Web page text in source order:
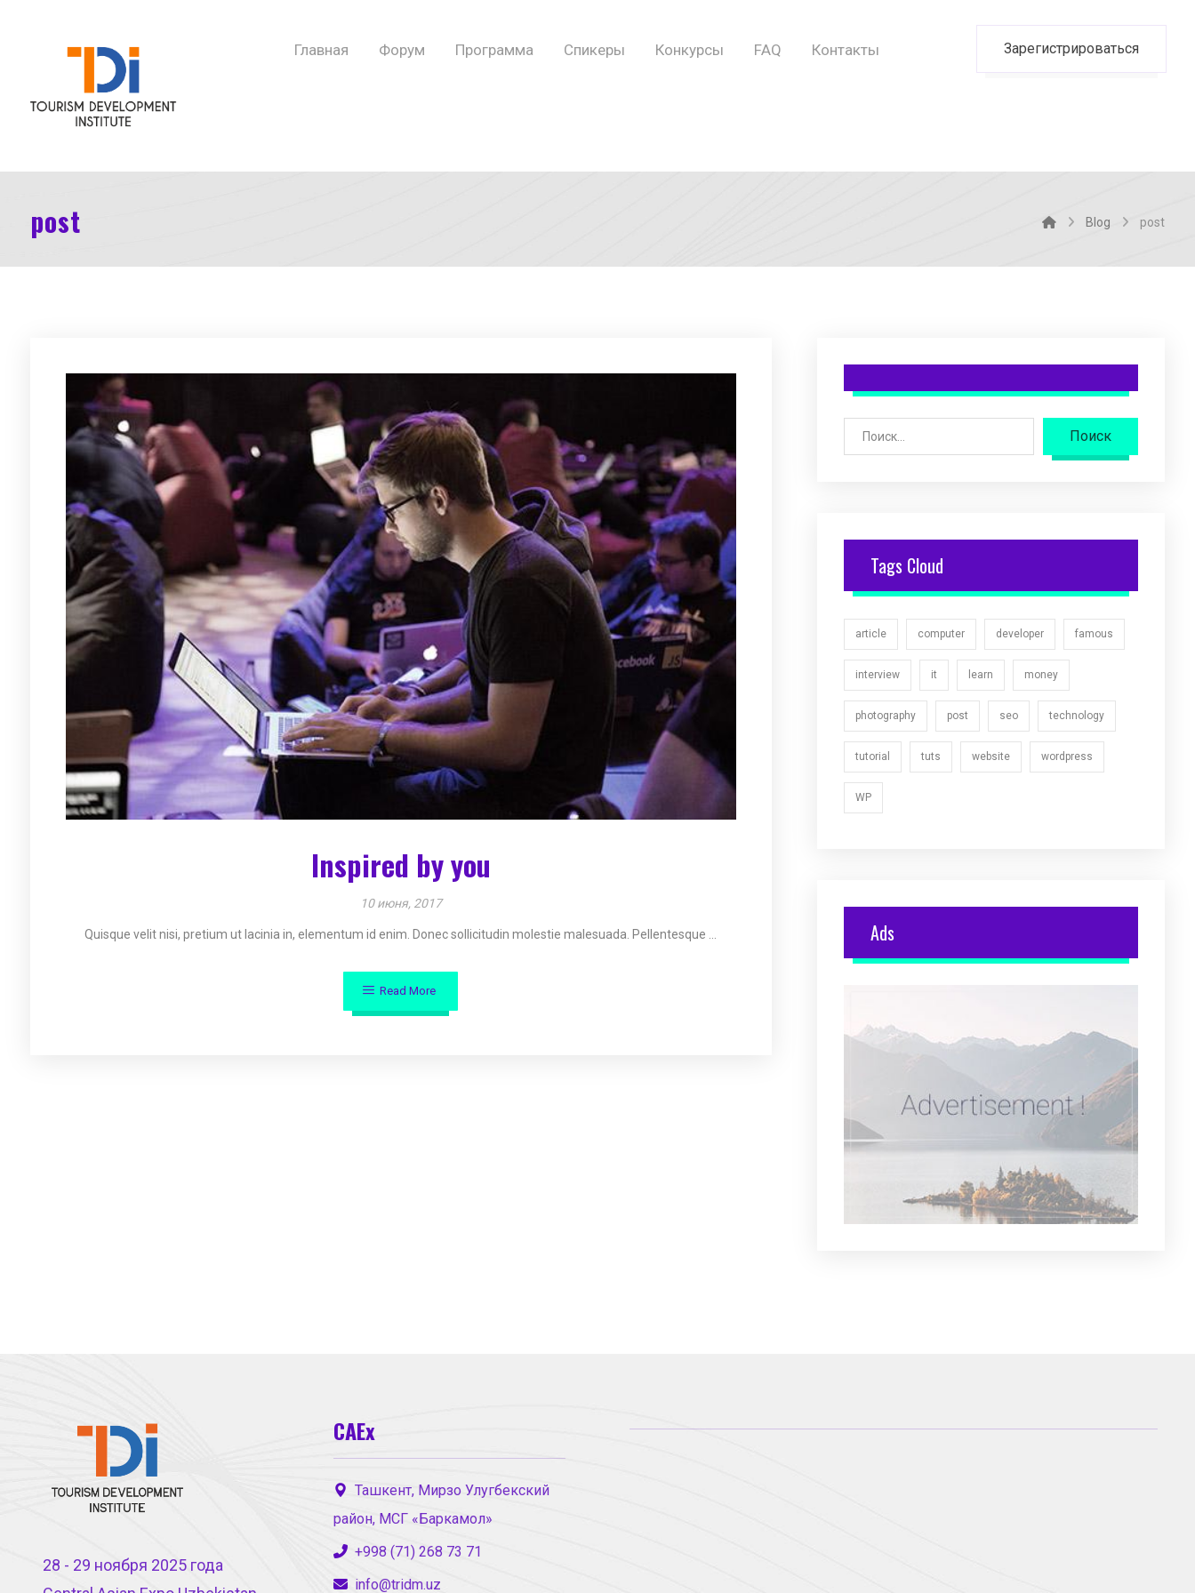
Главная Форум Программа Спикеры Конкурсы FAQ Контакты Зарегистрироваться
post Blog post
Inspired by you
10 июня, 2017
Quisque velit nisi, pretium ut lacinia in, elementum id enim. Donec sollicitudin molestie malesuada. Pellentesque ...
Read More
Поиск
Tags Cloud
article computer developer famous
interview it learn money
photography post seo technology
tutorial tuts website wordpress
WP
Ads
28 - 29 ноября 2025 года
CAEx
Ташкент, Мирзо Улугбекский
район, МСГ «Баркамол»
+998 (71) 268 73 71
info@tridm.uz